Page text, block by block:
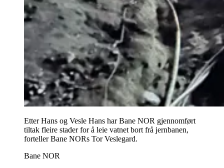
Etter Hans og Vesle Hans har Bane NOR gjennomført
tiltak fleire stader for å leie vatnet bort frå jernbanen,
forteller Bane NORs Tor Veslegard.
Bane NOR